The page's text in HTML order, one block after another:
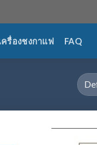
ครื่องชงกาแฟ FAQ